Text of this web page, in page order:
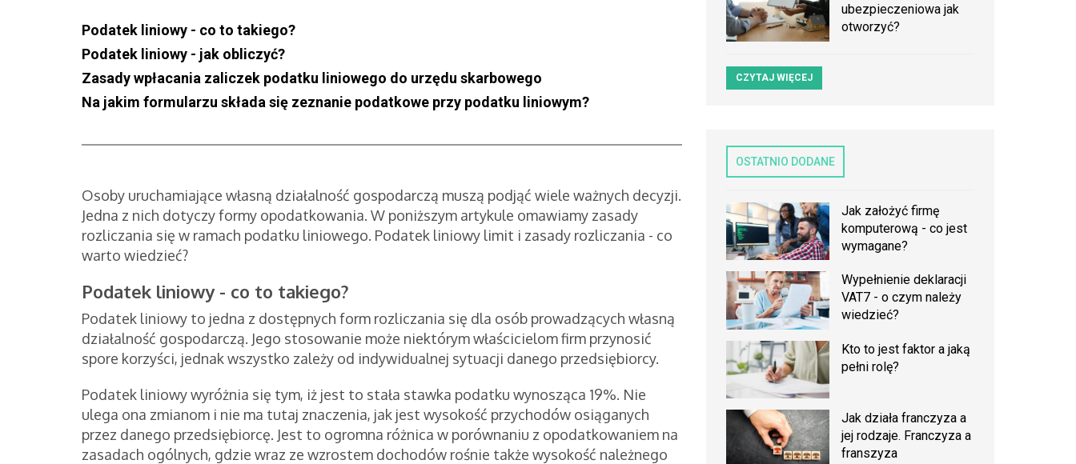
Podatek liniowy - co to takiego?
Podatek liniowy - jak obliczyć?
Zasady wpłacania zaliczek podatku liniowego do urzędu skarbowego
Na jakim formularzu składa się zeznanie podatkowe przy podatku liniowym?
Osoby uruchamiające własną działalność gospodarczą muszą podjąć wiele ważnych decyzji.
Jedna z nich dotyczy formy opodatkowania. W poniższym artykule omawiamy zasady
rozliczania się w ramach podatku liniowego. Podatek liniowy limit i zasady rozliczania - co
warto wiedzieć?
Podatek liniowy - co to takiego?
Podatek liniowy to jedna z dostępnych form rozliczania się dla osób prowadzących własną
działalność gospodarczą. Jego stosowanie może niektórym właścicielom firm przynosić
spore korzyści, jednak wszystko zależy od indywidualnej sytuacji danego przedsiębiorcy.
Podatek liniowy wyróżnia się tym, iż jest to stała stawka podatku wynosząca 19%. Nie
ulega ona zmianom i nie ma tutaj znaczenia, jak jest wysokość przychodów osiąganych
przez danego przedsiębiorcę. Jest to ogromna różnica w porównaniu z opodatkowaniem na
zasadach ogólnych, gdzie wraz ze wzrostem dochodów rośnie także wysokość należnego
ubezpieczeniowa jak
otworzyć?
CZYTAJ WIĘCEJ
OSTATNIO DODANE
Jak założyć firmę
komputerową - co jest
wymagane?
Wypełnienie deklaracji
VAT7 - o czym należy
wiedzieć?
Kto to jest faktor a jaką
pełni rolę?
Jak działa franczyza a
jej rodzaje. Franczyza a
franszyza